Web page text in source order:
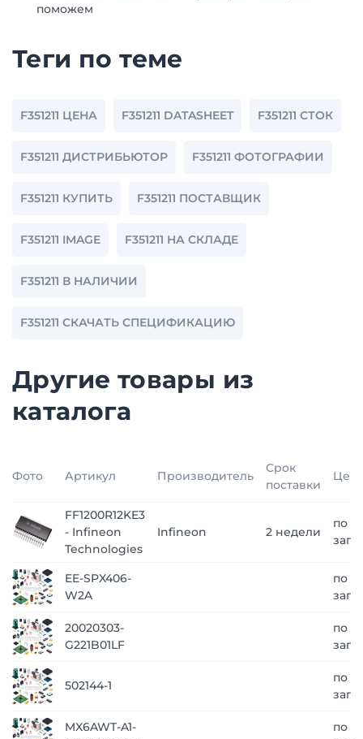
поможем
Теги по теме
F351211 ЦЕНА F351211 DATASHEET F351211 СТОК
F351211 ДИСТРИБЬЮТОР F351211 ФОТОГРАФИИ
F351211 КУПИТЬ F351211 ПОСТАВЩИК
F351211 IMAGE F351211 НА СКЛАДЕ
F351211 В НАЛИЧИИ
F351211 СКАЧАТЬ СПЕЦИФИКАЦИЮ
Другие товары из
каталога
Фото Артикул Производитель
Срок
поставки
FF1200R12KE3
- Infineon
Technologies
Infineon 2 недели
по
EE-SPX406-
W2A
по
20020303-
G221B01LF
по
502144-1
по
MX6AWT-A1-
по